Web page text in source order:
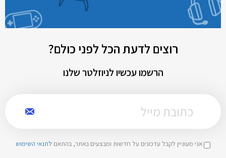
רוצים לדעת הכל לפני כולם?
הרשמו עכשיו לניוזלטר שלנו
אני מעוניין לקבל עדכונים על חדשות ומבצעים באתר, בהתאם לתנאי השימוש